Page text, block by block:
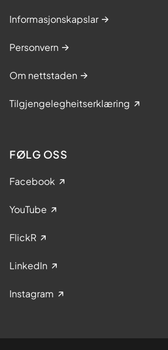
Informasjonskapslar
Personvern
Om nettstaden
Tilgjengelegheitserklæring
FØLG OSS
Facebook
YouTube
FlickR
LinkedIn
Instagram